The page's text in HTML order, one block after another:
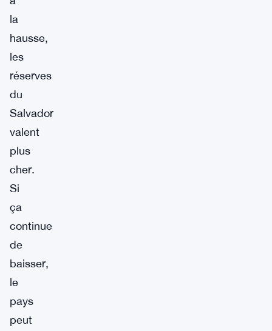
la
hausse,
les
réserves
du
Salvador
valent
plus
cher.
Si
ça
continue
de
baisser,
le
pays
peut